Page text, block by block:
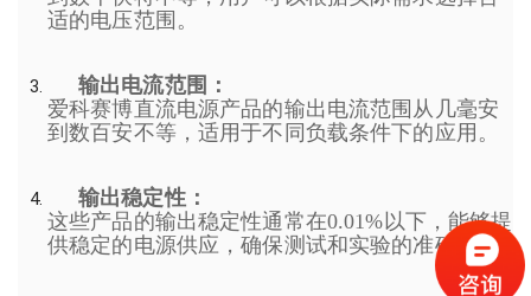
适的电压范围。
输出电流范围：
爱科赛博直流电源产品的输出电流范围从几毫安
到数百安不等，适用于不同负载条件下的应用。
输出稳定性：
这些产品的输出稳定性通常在0.01%以下，能够提
供稳定的电源供应，确保测试和实验的准确性。